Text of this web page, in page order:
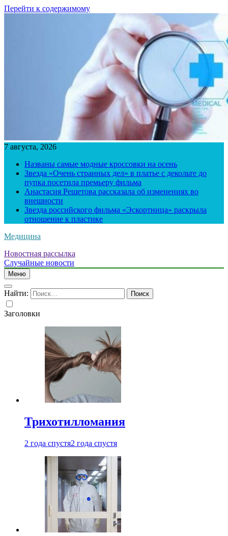
Перейти к содержимому
7 августа, 2026
Названы самые модные кроссовки на осень
Звезда «Очень странных дел» в платье с декольте до
пупка посетила премьеру фильма
Анастасия Решетова рассказала об изменениях во
внешности
Звезда российского фильма «Эскортница» раскрыла
отношение к пластике
Медицина
Новостная рассылка
Случайные новости
Меню
Найти:
Заголовки
Трихотилломания
2 года спустя2 года спустя